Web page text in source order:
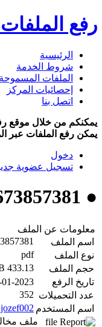
رفع
الرئيسية
شروط الخدمة
الملفات المسموحة
إحصائيات المركز
اتصل بنا
يمكنكم من خلال موقع
يمكن رفع الملفات عبر
دخول
تسجيل عضوية
● 1673857381 تحميل
معلومات عن الملف
اسم الملف
نوع الملف
pdf
حجم الملف
433.13 KB
تاريخ الرفع
15-01-2023
عدد التحميلات 352
اسم المستخدم jozef002
ملف